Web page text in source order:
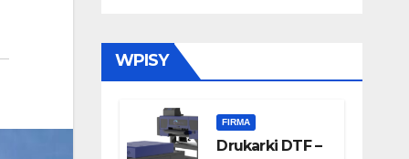
WPISY
FIRMA
Drukarki DTF –